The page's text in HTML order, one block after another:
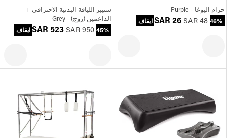
حزام اليوغا - Purple
SAR 26 SAR 48 46% ايقاف
ستيبر اللياقة البدنية الاحترافي +
الداعمين (زوج) - Grey
SAR 523 SAR 950 45% ايقاف